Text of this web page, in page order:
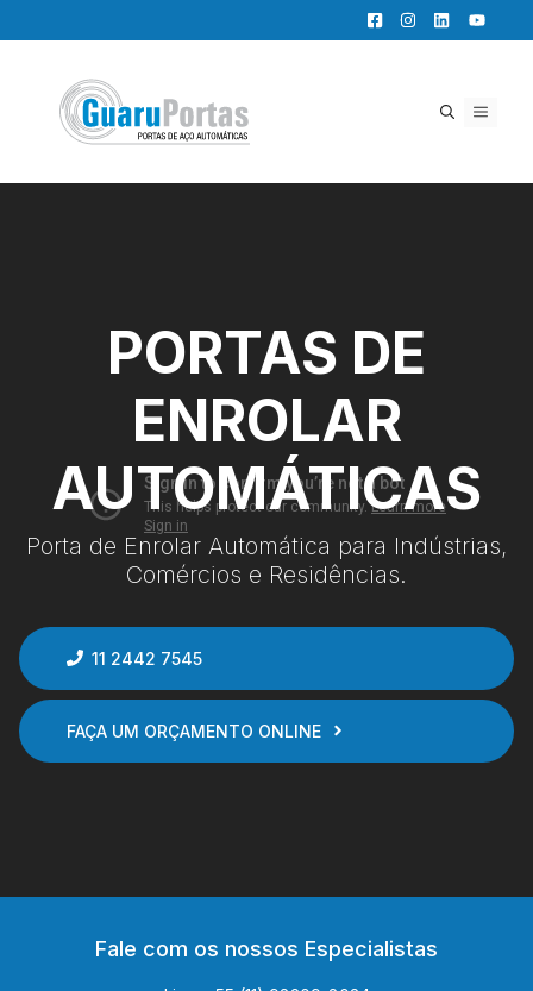
para
conteúdo
MENU
PORTAS DE
ENROLAR
AUTOMÁTICAS
Porta de Enrolar Automática para Indústrias,
Comércios e Residências.
11 2442 7545
FAÇA UM ORÇAMENTO ONLINE
Fale com os nossos Especialistas